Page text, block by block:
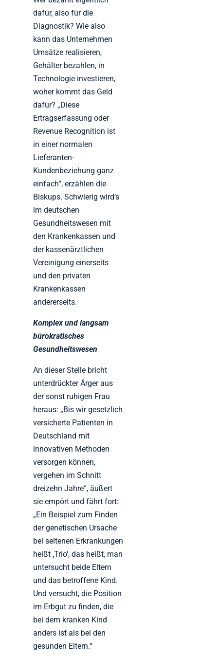
dafür, also für die
Diagnostik? Wie also
kann das Unternehmen
Umsätze realisieren,
Gehälter bezahlen, in
Technologie investieren,
woher kommt das Geld
dafür? „Diese
Ertragserfassung oder
Revenue Recognition ist
in einer normalen
Lieferanten-
Kundenbeziehung ganz
einfach“, erzählen die
Biskups. Schwierig wird’s
im deutschen
Gesundheitswesen mit
den Krankenkassen und
der kassenärztlichen
Vereinigung einerseits
und den privaten
Krankenkassen
andererseits.
Komplex und langsam
bürokratisches
Gesundheitswesen
An dieser Stelle bricht
unterdrückter Ärger aus
der sonst ruhigen Frau
heraus: „Bis wir gesetzlich
versicherte Patienten in
Deutschland mit
innovativen Methoden
versorgen können,
vergehen im Schnitt
dreizehn Jahre“, äußert
sie empört und fährt fort:
„Ein Beispiel zum Finden
der genetischen Ursache
bei seltenen Erkrankungen
heißt ‚Trio‘, das heißt, man
untersucht beide Eltern
und das betroffene Kind.
Und versucht, die Position
im Erbgut zu finden, die
bei dem kranken Kind
anders ist als bei den
gesunden Eltern.“